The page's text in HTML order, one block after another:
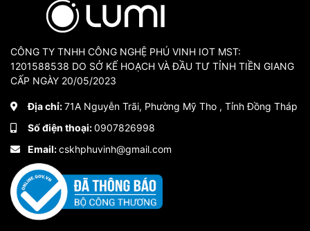
CÔNG TY TNHH CÔNG NGHỆ PHÚ VINH IOT MST:
1201588538 DO SỞ KẾ HOẠCH VÀ ĐẦU TƯ TỈNH TIỀN GIANG
CẤP NGÀY 20/05/2023
Địa chỉ:71A Nguyễn Trãi, Phường Mỹ Tho , Tỉnh Đồng Tháp
Số điện thoại:0907826998
Email:cskhphuvinh@gmail.com